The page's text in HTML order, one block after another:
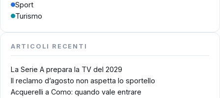
Sport
Turismo
ARTICOLI RECENTI
La Serie A prepara la TV del 2029
Il reclamo d’agosto non aspetta lo sportello
Acquerelli a Como: quando vale entrare